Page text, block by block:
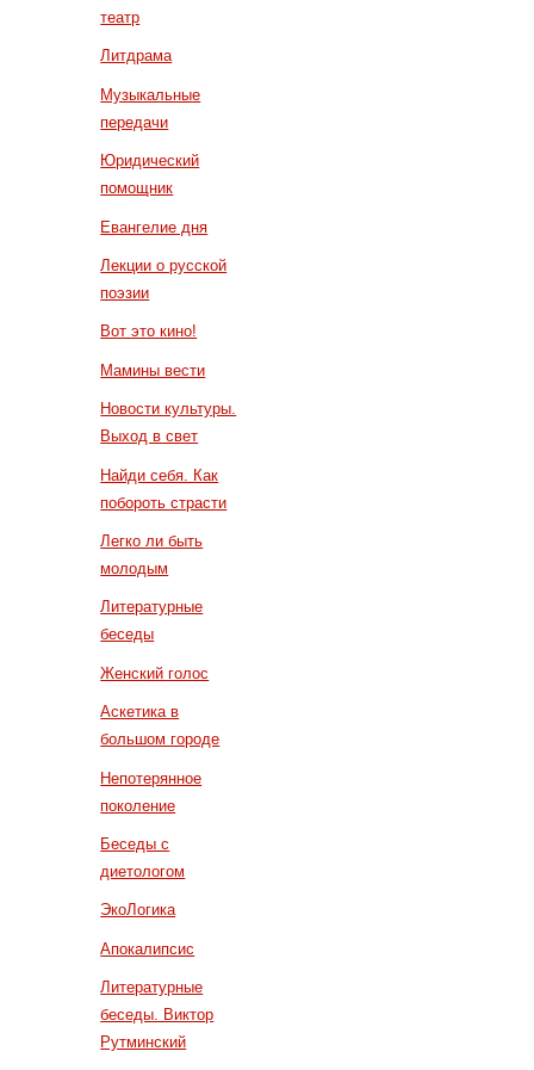
театр
Литдрама
Музыкальные
передачи
Юридический
помощник
Евангелие дня
Лекции о русской
поэзии
Вот это кино!
Мамины вести
Новости культуры.
Выход в свет
Найди себя. Как
побороть страсти
Легко ли быть
молодым
Литературные
беседы
Женский голос
Аскетика в
большом городе
Непотерянное
поколение
Беседы с
диетологом
ЭкоЛогика
Апокалипсис
Литературные
беседы. Виктор
Рутминский